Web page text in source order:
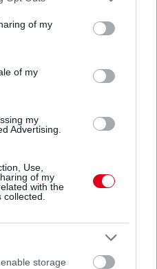
behaviour. You may click to
and its third-party tags to
purposes in below Google
of my
of my
my
Advertising.
Use,
of my
with the
storage
még erősebbé vált a